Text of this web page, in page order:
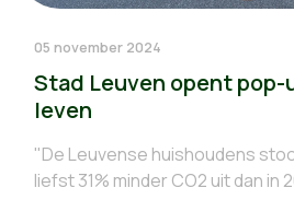
05 november 2024
Stad Leuven opent
leven
"De Leuvense huishoudens
liefst 31% minder CO2 uit dan in